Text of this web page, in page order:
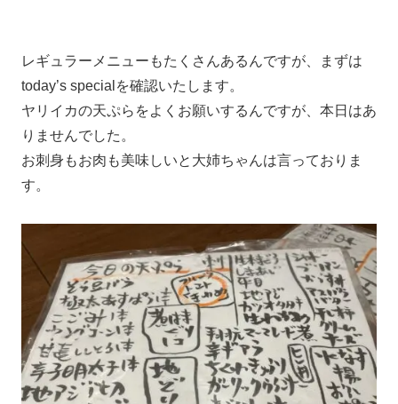
レギュラーメニューもたくさんあるんですが、まずは
today’s specialを確認いたします。
ヤリイカの天ぷらをよくお願いするんですが、本日はあ
りませんでした。
お刺身もお肉も美味しいと大姉ちゃんは言っておりま
す。